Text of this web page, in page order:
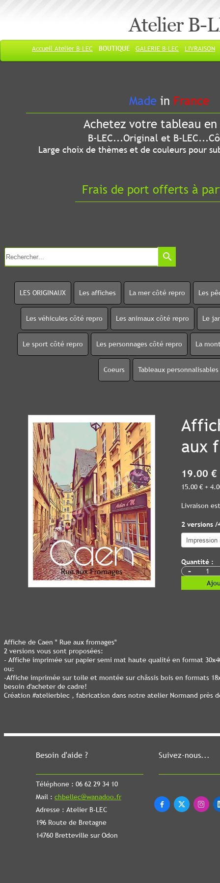
Atelier B-
Accueil Atelier B-LEC BOUTIQUE GALERIE B-LEC LIVRAISON
Besoin d'aide ?
Téléphone : 06 62 29 34 10
Mail : chbellec@wanadoo.fr
Adresse : Atelier B-LEC
196 Route de Bretagne
14760 Bretteville sur Odon
Suivez-nous...
  
Made in France
Achetez votre tableau
B-LEC...Original et B-
Large choix de thèmes et de couleurs pour
Frais de port offerts à
search
LES ORIGINAUX Les affiches La mer côté repro Les
Les véhicules côté repro Les animaux côté repro Le
Le sport côté repro Les personnages côté repro La
Coeurs Tableaux personnalisables
aux
19.00 €
15.00 € +
Livraison
2 versions
Quantité :
-
Affiche de Caen " Rue aux fromages"
2 versions vous sont proposées:
- Affiche imprimée sur papier semi mat haute qualité en format
ou: